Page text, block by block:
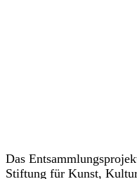
Das
Stiftung für Kunst,